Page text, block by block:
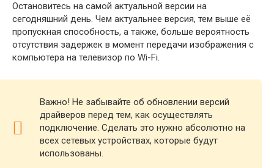
Остановитесь на самой актуальной версии на
сегодняшний день. Чем актуальнее версия, тем выше её
пропускная способность, а также, больше вероятность
отсутствия задержек в момент передачи изображения с
компьютера на телевизор по Wi-Fi.
Важно! Не забывайте об обновлении версий
драйверов перед тем, как осуществлять
подключение. Сделать это нужно абсолютно на
всех сетевых устройствах, которые будут
использованы.